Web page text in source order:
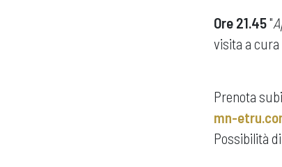
Ore 21.45"
visita a
Prenota
mn-
Possibilità